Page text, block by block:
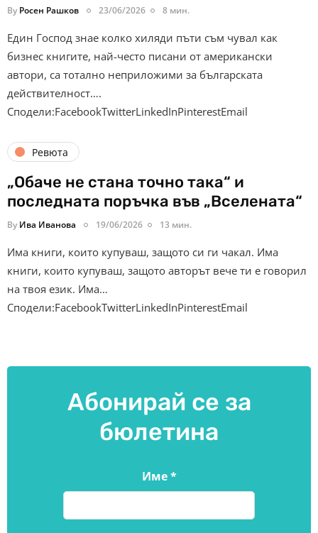
By Росен Рашков 23/06/2026 8 мин.
Един Господ знае колко хиляди пъти съм чувал как
бизнес книгите, най-често писани от американски
автори, са тотално неприложими за българската
действителност….
Сподели:FacebookTwitterLinkedInPinterestEmail
Ревюта
„Обаче не стана точно така“ и
последната поръчка във „Вселената“
By Ива Иванова 19/06/2026 13 мин.
Има книги, които купуваш, защото си ги чакал. Има
книги, които купуваш, защото авторът вече ти е говорил
на твоя език. Има…
Сподели:FacebookTwitterLinkedInPinterestEmail
Абонирай се за
бюлетина
Име*